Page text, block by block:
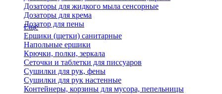
Дозаторы для жидкого мыла сенсорные
Дозаторы для крема
Дозатор для пены
Еще
Ершики (щетки) санитарные
Напольные ершики
Крючки, полки, зеркала
Сеточки и таблетки для писсуаров
Сушилки для рук, фены
Сушилки для рук настенные
Контейнеры, корзины для мусора, пепельницы